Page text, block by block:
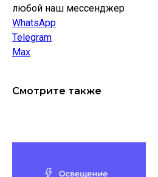
любой наш мессенджер
WhatsApp
Telegram
Max
Смотрите также